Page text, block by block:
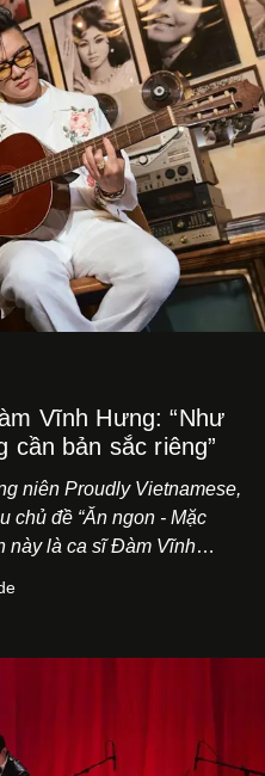
Vĩnh Hưng: “Như
cần bản sắc riêng”
niên Proudly Vietnamese,
chủ đề “Ăn ngon - Mặc
này là ca sĩ Đàm Vĩnh
Indochine hoài niệm, thu